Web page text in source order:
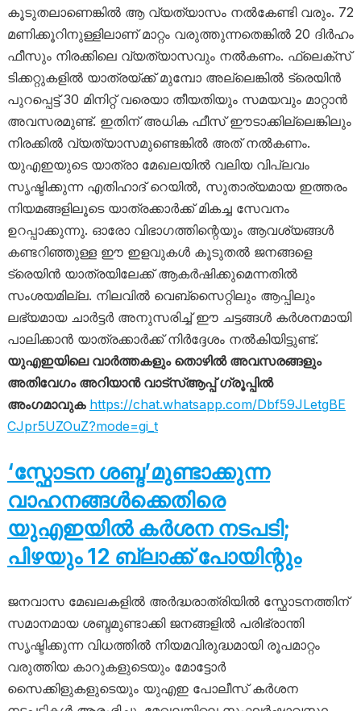
കൂടുതലാണെങ്കിൽ ആ വ്യത്യാസം നൽകേണ്ടി വരും. 72
മണിക്കൂറിനുള്ളിലാണ് മാറ്റം വരുത്തുന്നതെങ്കിൽ 20 ദിർഹം
ഫീസും നിരക്കിലെ വ്യത്യാസവും നൽകണം. ഫ്ലെക്സ്
ടിക്കറ്റുകളിൽ യാത്രയ്ക്ക് മുമ്പോ അല്ലെങ്കിൽ ട്രെയിൻ
പുറപ്പെട്ട് 30 മിനിറ്റ് വരെയാ തീയതിയും സമയവും മാറ്റാൻ
അവസരമുണ്ട്. ഇതിന് അധിക ഫീസ് ഈടാക്കില്ലെങ്കിലും
നിരക്കിൽ വ്യത്യാസമുണ്ടെങ്കിൽ അത് നൽകണം.
യുഎഇയുടെ യാത്രാ മേഖലയിൽ വലിയ വിപ്ലവം
സൃഷ്ടിക്കുന്ന എതിഹാദ് റെയിൽ, സുതാര്യമായ ഇത്തരം
നിയമങ്ങളിലൂടെ യാത്രക്കാർക്ക് മികച്ച സേവനം
ഉറപ്പാക്കുന്നു. ഓരോ വിഭാഗത്തിന്റെയും ആവശ്യങ്ങൾ
കണ്ടറിഞ്ഞുള്ള ഈ ഇളവുകൾ കൂടുതൽ ജനങ്ങളെ
ട്രെയിൻ യാത്രയിലേക്ക് ആകർഷിക്കുമെന്നതിൽ
സംശയമില്ല. നിലവിൽ വെബ്സൈറ്റിലും ആപ്പിലും
ലഭ്യമായ ചാർട്ടർ അനുസരിച്ച് ഈ ചട്ടങ്ങൾ കർശനമായി
പാലിക്കാൻ യാത്രക്കാർക്ക് നിർദ്ദേശം നൽകിയിട്ടുണ്ട്.
യുഎഇയിലെ വാർത്തകളും തൊഴിൽ അവസരങ്ങളും
അതിവേഗം അറിയാൻ വാട്സ്ആപ്പ് ഗ്രൂപ്പിൽ
അംഗമാവുക https://chat.whatsapp.com/Dbf59JLetgBE
CJpr5UZOuZ?mode=gi_t
‘സ്ഫോടന ശബ്ദ’മുണ്ടാക്കുന്ന
വാഹനങ്ങൾക്കെതിരെ
യുഎഇയിൽ കർശന നടപടി;
പിഴയും 12 ബ്ലാക്ക് പോയിന്റും
ജനവാസ മേഖലകളിൽ അർദ്ധരാത്രിയിൽ സ്ഫോടനത്തിന്
സമാനമായ ശബ്ദമുണ്ടാക്കി ജനങ്ങളിൽ പരിഭ്രാന്തി
സൃഷ്ടിക്കുന്ന വിധത്തിൽ നിയമവിരുദ്ധമായി രൂപമാറ്റം
വരുത്തിയ കാറുകളുടെയും മോട്ടോർ
സൈക്കിളുകളുടെയും യുഎഇ പോലീസ് കർശന